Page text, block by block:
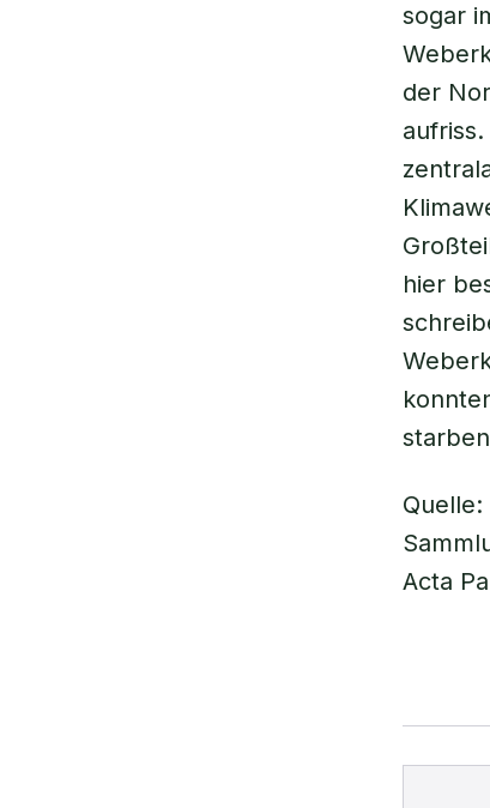
sogar
der
hier
Acta